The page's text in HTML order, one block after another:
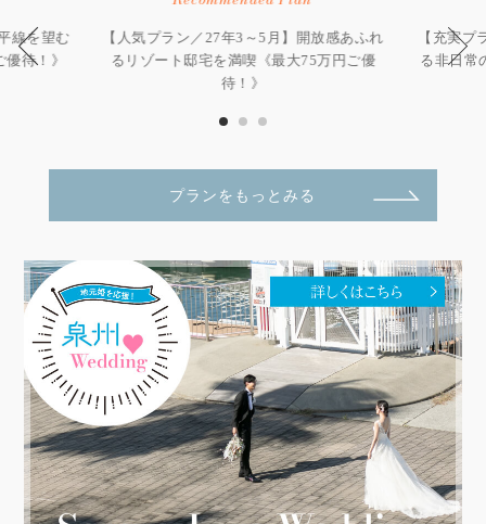
線を望む
待！》
【人気プラン／27年3～5月】開放感あふれ
るリゾート邸宅を満喫《最大75万円ご優
待！》
【充実
る非日常
プランをもっとみる